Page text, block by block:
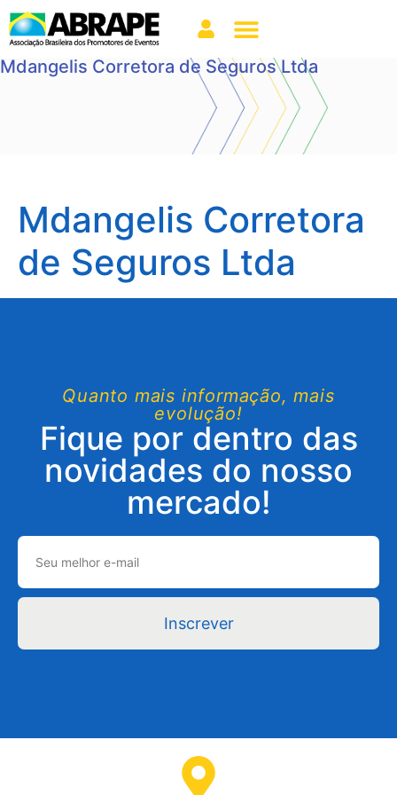
Mdangelis Corretora de Seguros Ltda
Mdangelis Corretora
de Seguros Ltda
Quanto mais informação, mais
evolução!
Fique por dentro das
novidades do nosso
mercado!
Inscrever